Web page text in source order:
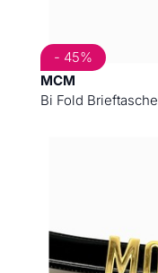
MCM
Bi Fold Brieftasche
- 45%